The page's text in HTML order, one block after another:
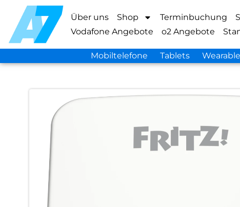
Über uns Shop Terminbuchung
Vodafone Angebote
o2 Angebote
Mobiltelefone Tablets